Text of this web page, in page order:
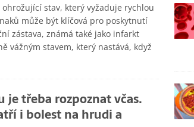
stav, který vyžaduje rychlou
může být klíčová pro poskytnutí
zástava, známá také jako infarkt
vážným stavem, který nastává, když
je třeba rozpoznat včas.
i bolest na hrudi a